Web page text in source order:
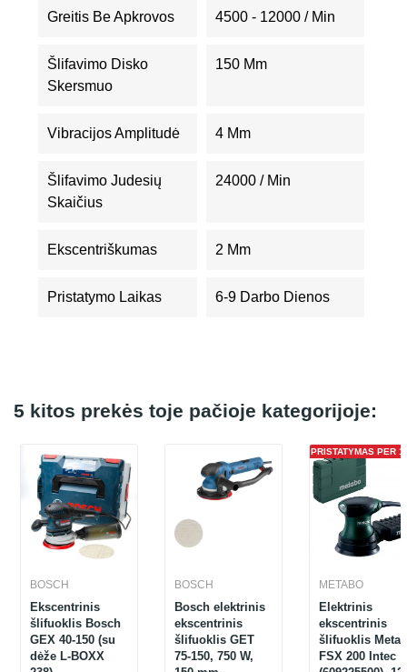
Greitis Be Apkrovos 4500 - 12000 / Min
Šlifavimo Disko
Skersmuo
150 Mm
Vibracijos Amplitudė 4 Mm
Šlifavimo Judesių
Skaičius
24000 / Min
Ekscentriškumas 2 Mm
Pristatymo Laikas 6-9 Darbo Dienos
5 kitos prekės toje pačioje kategorijoje:
BOSCH
Ekscentrinis
šlifuoklis Bosch
GEX 40-150 (su
dėže L-BOXX
BOSCH
Bosch elektrinis
ekscentrinis
šlifuoklis GET
75-150, 750 W,
PRISTATYMAS PER 1
METABO
Elektrinis
ekscentrinis
šlifuoklis
FSX 200 Intec